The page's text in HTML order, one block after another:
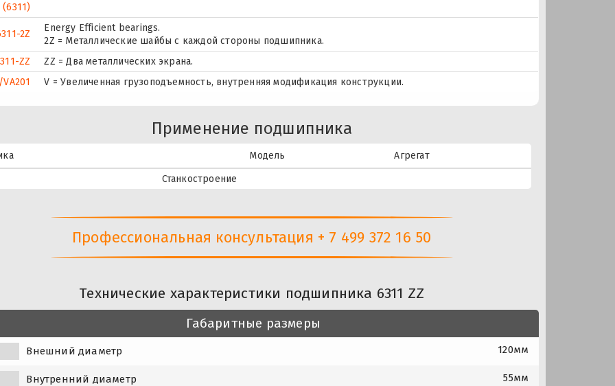
(6311)
2Z
Energy Efficient bearings.
2Z = Металлические шайбы с каждой стороны подшипника.
ZZ
ZZ = Два металлических экрана.
V = Увеличенная грузоподъемность, внутренняя модификация конструкции.
Применение подшипника
Модель
Агрегат
Станкостроение
Профессиональная консультация + 7 499 372 16 50
Технические характеристики подшипника 6311 ZZ
Габаритные размеры
Внешний диаметр 120мм
Внутренний диаметр 55мм